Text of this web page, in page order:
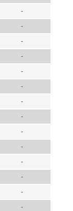
-
-
-
-
-
-
-
-
-
-
-
-
-
-